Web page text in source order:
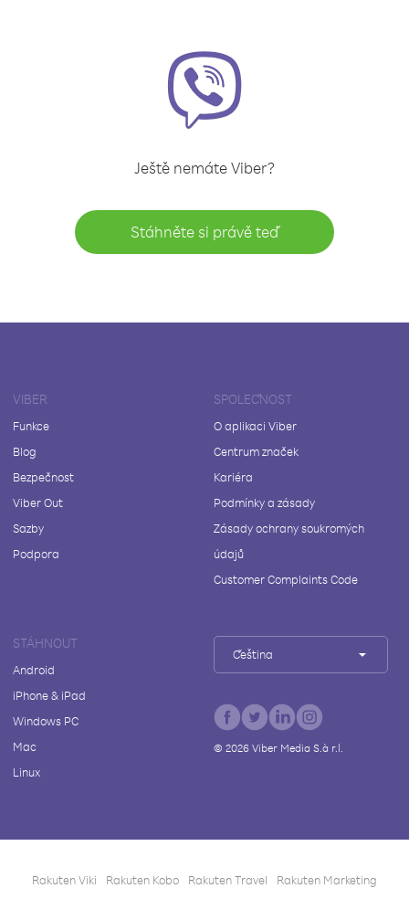
Ještě nemáte Viber?
Stáhněte si právě teď
VIBER
Funkce
Blog
Bezpečnost
Viber Out
Sazby
Podpora
SPOLEČNOST
O aplikaci Viber
Centrum značek
Kariéra
Podmínky a zásady
Zásady ochrany soukromých
údajů
Customer Complaints Code
STÁHNOUT
Android
iPhone & iPad
Windows PC
Mac
Linux
Čeština
© 2026Viber Media S.à r.l.
Rakuten Viki Rakuten Kobo Rakuten Travel Rakuten Marketing